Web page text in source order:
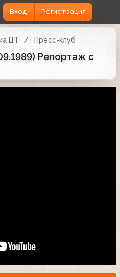
Вход Регистрация
ЦТ Пресс-клуб
Репортаж с